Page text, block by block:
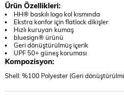
Ürün Özellikleri:
HH® baskılı logo kol kısmında
Ekstra konfor için flatlock dikişler
Hızlı kuruyan kumaş
bluesign® ürünü
Geri dönüştürülmüş içerik
UPF 50+ güneş koruması
Kompozisyon:
Shell: %100 Polyester (Geri